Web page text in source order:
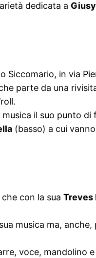
dedicata a Giusy
Siccomario, in via
parte da una
il suo punto di
(basso) a cui
che con la sua Treves
musica ma, anche,
voce, mandolino